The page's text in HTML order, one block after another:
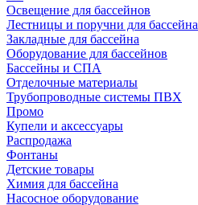
Освещение для бассейнов
Лестницы и поручни для бассейна
Закладные для бассейна
Оборудование для бассейнов
Бассейны и СПА
Отделочные материалы
Трубопроводные системы ПВХ
Промо
Купели и аксессуары
Распродажа
Фонтаны
Детские товары
Химия для бассейна
Насосное оборудование